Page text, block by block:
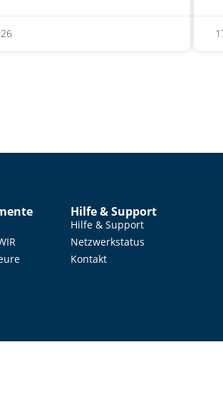
Hilfe & Support
Hilfe & Support
Netzwerkstatus
Kontakt